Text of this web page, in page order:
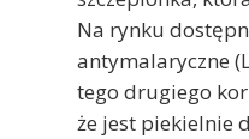
Na rynku
antymalaryczne
tego drugiego
że jest piekielnie